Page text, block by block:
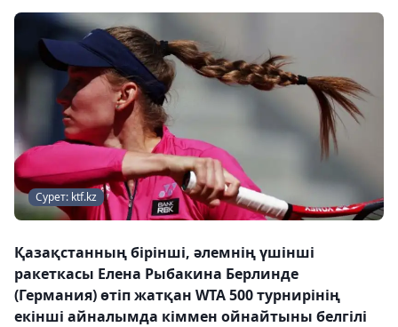
Сурет: ktf.kz
Қазақстанның бірінші, әлемнің үшінші
ракеткасы Елена Рыбакина Берлинде
(Германия) өтіп жатқан WTA 500 турнирінің
екінші айналымда кіммен ойнайтыны белгілі